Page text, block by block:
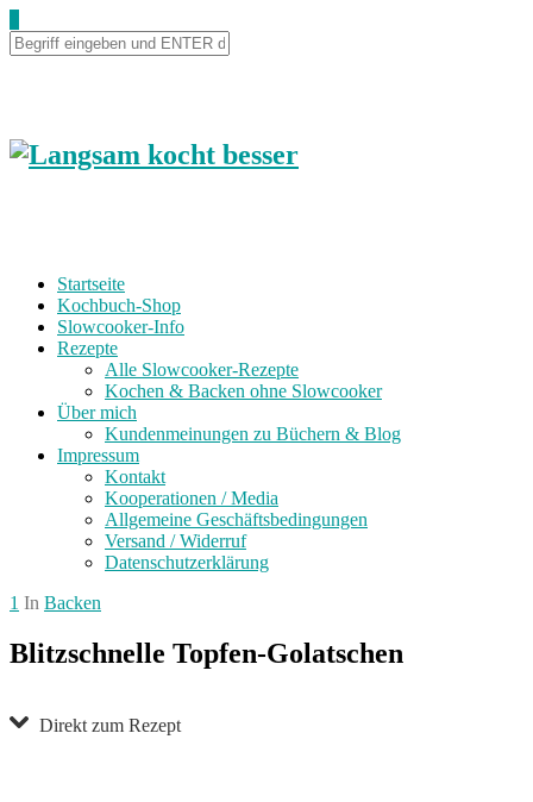
to
Recipe
Startseite
Kochbuch-Shop
Slowcooker-Info
Rezepte
Alle Slowcooker-Rezepte
Kochen & Backen ohne Slowcooker
Über mich
Kundenmeinungen zu Büchern & Blog
Impressum
Kontakt
Kooperationen / Media
Allgemeine Geschäftsbedingungen
Versand / Widerruf
Datenschutzerklärung
1 In Backen
Blitzschnelle Topfen-Golatschen
Direkt zum Rezept